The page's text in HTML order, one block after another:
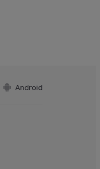
Android